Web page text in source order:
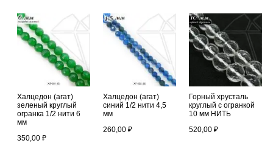
Халцедон (агат)
зеленый круглый
огранка 1/2 нити 6
мм
350,00 ₽
Халцедон (агат)
синий 1/2 нити 4,5
мм
260,00 ₽
Горный хрусталь
круглый с огранкой
10 мм НИТЬ
520,00 ₽